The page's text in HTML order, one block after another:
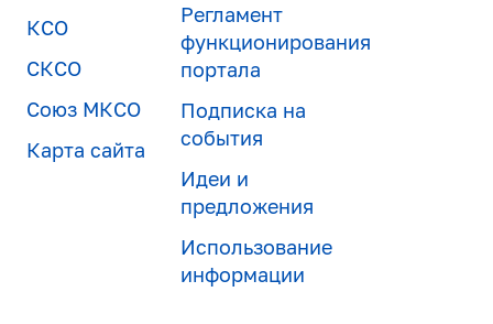
КСО
СКСО
Союз МКСО
Карта сайта
Регламент
функционирования
портала
Подписка на
события
Идеи и
предложения
Использование
информации